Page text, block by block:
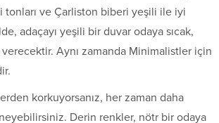
tonları ve Çarliston biberi yeşili ile iyi
adaçayı yeşili bir duvar odaya sıcak,
Aynı zamanda Minimalistler için
korkuyorsanız, her zaman daha
Derin renkler, nötr bir odaya